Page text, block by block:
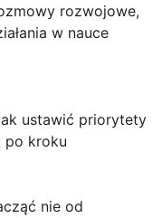
rozwojowe,
w nauce
ustawić priorytety
po kroku
nie od